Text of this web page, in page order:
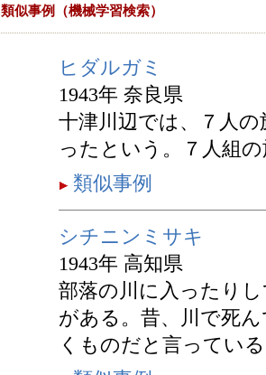
類似事例（機械学習検索）
ヒダルガミ
1943年 奈良県
十津川辺では、７人
ったという。７人組
類似事例
シチニンミサキ
1943年 高知県
部落の川に入ったり
がある。昔、川で死
くものだと言ってい